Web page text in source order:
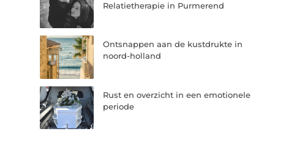
Relatietherapie in Purmerend
Ontsnappen aan de kustdrukte in
noord-holland
Rust en overzicht in een emotionele
periode